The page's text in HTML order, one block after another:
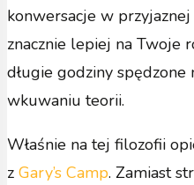
konwersacje w przyjaznej
znacznie lepiej na Twoje
długie godziny spędzone
wkuwaniu teorii.
Właśnie na tej filozofii
z Gary’s Camp. Zamiast